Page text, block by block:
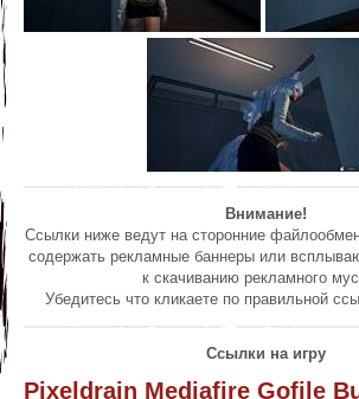
Внимание!
Ссылки ниже ведут на сторонние
содержать рекламные баннеры или
к скачиванию рекламного
Убедитесь что кликаете по правильной
Ссылки на игру
Pixeldrain Mediafire Gofile